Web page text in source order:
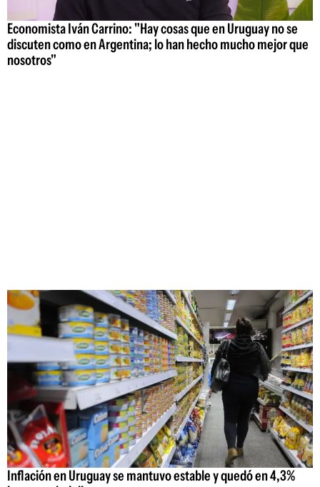
Economista Iván Carrino: "Hay cosas que en Uruguay no se
discuten como en Argentina; lo han hecho mucho mejor que
nosotros"
Inflación en Uruguay se mantuvo estable y quedó en 4,3%